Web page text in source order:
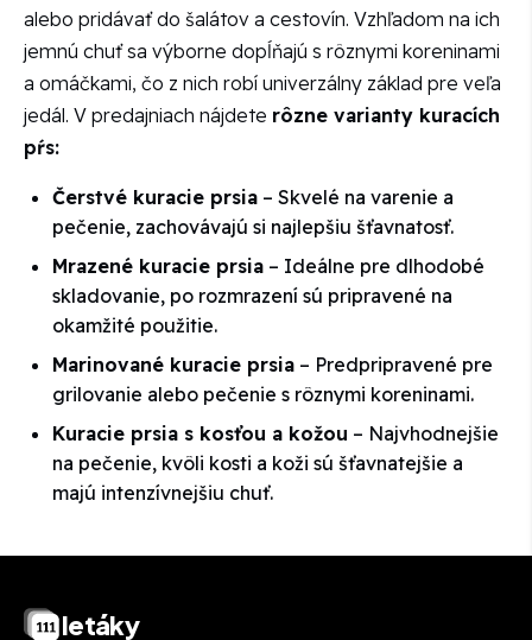
alebo pridávať do šalátov a cestovín. Vzhľadom na ich
jemnú chuť sa výborne dopĺňajú s rôznymi koreninami
a omáčkami, čo z nich robí univerzálny základ pre veľa
jedál. V predajniach nájdete rôzne varianty kuracích
pŕs:
Čerstvé kuracie prsia – Skvelé na varenie a
pečenie, zachovávajú si najlepšiu šťavnatosť.
Mrazené kuracie prsia – Ideálne pre dlhodobé
skladovanie, po rozmrazení sú pripravené na
okamžité použitie.
Marinované kuracie prsia – Predpripravené pre
grilovanie alebo pečenie s rôznymi koreninami.
Kuracie prsia s kosťou a kožou – Najvhodnejšie
na pečenie, kvôli kosti a koži sú šťavnatejšie a
majú intenzívnejšiu chuť.
letáky